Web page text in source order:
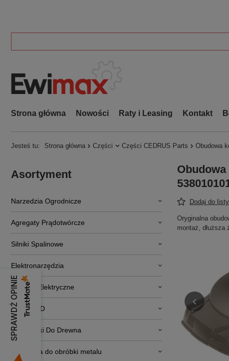
Strona główna Nowości Raty i Leasing Kontakt
Jesteś tu: Strona główna Części Części CEDRUS Parts Obudowa
Asortyment
Narzedzia Ogrodnicze
Agregaty Prądotwórcze
Silniki Spalinowe
Elektronarzędzia
Pojazdy Elektryczne
RTV i AGD
Obrabiarki Do Drewna
Narzędzia do obróbki metalu
Dodaj do
Oryginalna
montaż, dłuższa
SPRAWDŹ OPINIE